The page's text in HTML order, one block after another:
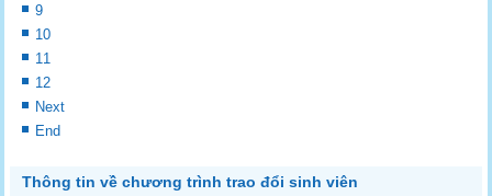
9
10
11
12
Next
End
Thông tin về chương trình trao đổi sinh viên